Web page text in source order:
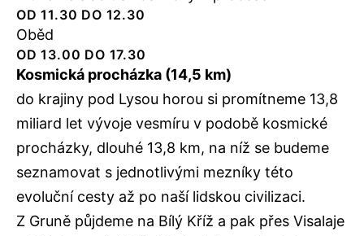
OD 11.30 DO 12.30
Oběd
OD 13.00 DO 17.30
Kosmická procházka (14,5 km)
do krajiny pod Lysou horou si promítneme 13,8
miliard let vývoje vesmíru v podobě kosmické
procházky, dlouhé 13,8 km, na níž se budeme
seznamovat s jednotlivými mezníky této
evoluční cesty až po naší lidskou civilizaci.
Z Gruně půjdeme na Bílý Kříž a pak přes Visalaje